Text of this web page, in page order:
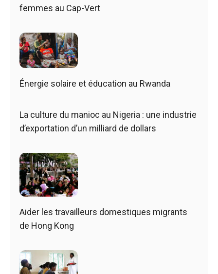
femmes au Cap-Vert
Énergie solaire et éducation au Rwanda
La culture du manioc au Nigeria : une industrie
d’exportation d’un milliard de dollars
Aider les travailleurs domestiques migrants
de Hong Kong